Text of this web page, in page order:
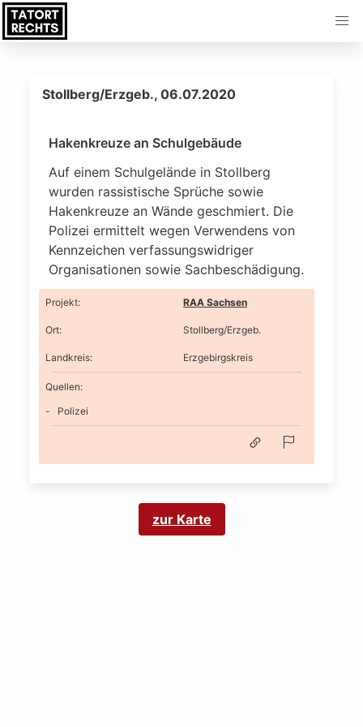
Stollberg/Erzgeb., 06.07.2020
Hakenkreuze an Schulgebäude
Auf einem Schulgelände in Stollberg
wurden rassistische Sprüche sowie
Hakenkreuze an Wände geschmiert. Die
Polizei ermittelt wegen Verwendens von
Kennzeichen verfassungswidriger
Organisationen sowie Sachbeschädigung.
Projekt: RAA Sachsen
Ort: Stollberg/Erzgeb.
Landkreis: Erzgebirgskreis
Quellen:
Polizei
zur Karte